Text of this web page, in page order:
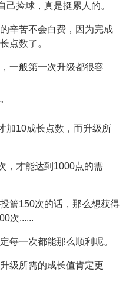
捡球，真是挺累人的。
辛苦不会白费，因为完成
点数了。
一般第一次升级都很容
加10成长点数，而升级所
，才能达到1000点的需
篮150次的话，那么想获得
次......
每一次都能那么顺利呢。
级所需的成长值肯定更